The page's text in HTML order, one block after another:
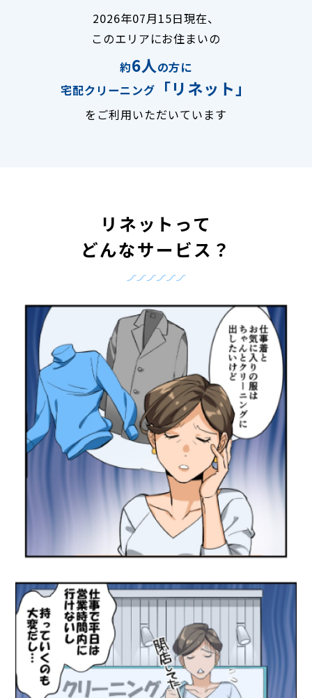
2026年07月15日現在、
このエリアにお住まいの
約6人の方に
宅配クリーニング
「リネット」
をご利用いただいています
リネットって
どんなサービス？